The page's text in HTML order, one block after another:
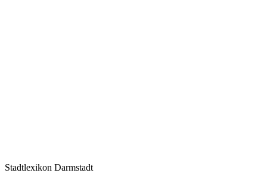
Stadtlexikon Darmstadt